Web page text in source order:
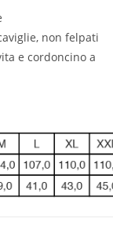
non felpati
e cordoncino a